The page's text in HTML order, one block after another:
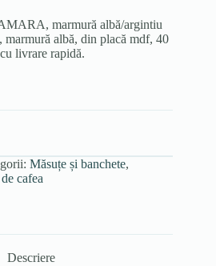
marmură albă/argintiu
albă, din placă mdf, 40
livrare rapidă.
Măsuțe și banchete,
cafea
Descriere